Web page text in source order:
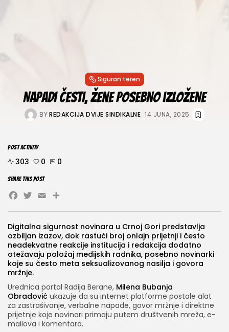
Siguran teren
Napadi česti, žene posebno izložene
BYREDAKCIJA DVIJE SINDIKALNE 14 JUNA, 2025
Digitalna sigurnost novinara u Crnoj Gori predstavlja
ozbiljan izazov, dok rastući broj onlajn prijetnji i često
neadekvatne reakcije institucija i redakcija dodatno
otežavaju položaj medijskih radnika, posebno novinarki
koje su često meta seksualizovanog nasilja i govora
mržnje.
Urednica portal Radija Berane, Milena Bubanja
Obradović ukazuje da su internet platforme postale alat
za zastrašivanje, verbalne napade, govor mržnje i direktne
prijetnje koje novinari primaju putem društvenih mreža, e-
mailova i komentara.
POST ACTIVITY
303 0 0
SHARE THIS POST
Facebook
Twitter
EmailShare